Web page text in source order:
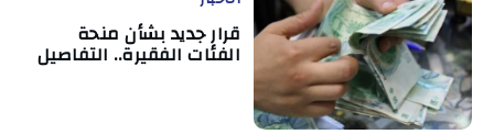
قرار جديد بشأن منحة
الفئات الفقيرة.. التفاصيل